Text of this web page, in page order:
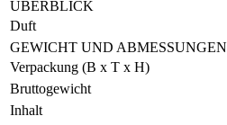
ÜBERBLICK
Duft
GEWICHT UND ABMESSUNGEN
Verpackung (B x T x H)
Bruttogewicht
Inhalt